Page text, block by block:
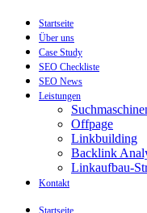
Startseite
Über uns
Case Study
SEO Checkliste
SEO News
Leistungen
Offpage
Linkbuilding
Backlink
Linkaufbau-
Kontakt
Startseite